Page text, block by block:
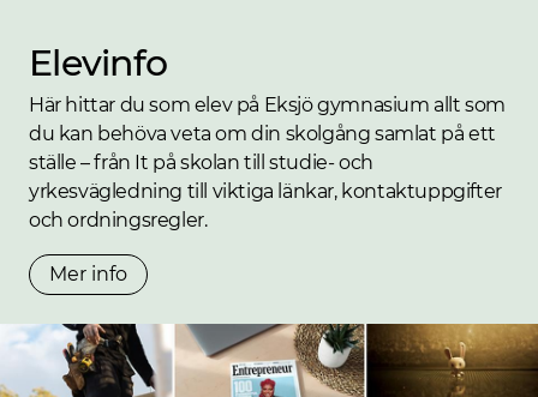
Elevinfo
Här hittar du som elev på Eksjö gymnasium allt som
du kan behöva veta om din skolgång samlat på ett
ställe – från It på skolan till studie- och
yrkesvägledning till viktiga länkar, kontaktuppgifter
och ordningsregler.
Mer info